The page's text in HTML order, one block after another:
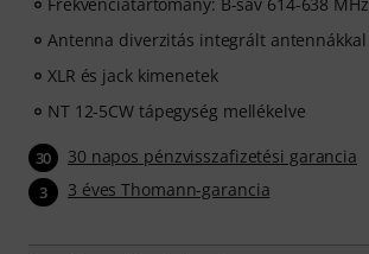
Antenna diverzitás integrált antennákkal
XLR és jack kimenetek
NT 12-5CW tápegység mellékelve
30 30 napos pénzvisszafizetési garancia
3 3 éves Thomann-garancia